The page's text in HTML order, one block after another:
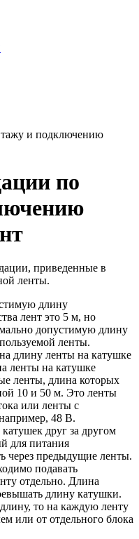
и подключению
по
приведенные в
ленты.
длину
лент это 5 м, но
допустимую длину
ленты.
длину ленты на катушке
ленты на катушке
ленты, длина которых
10 и 50 м. Это ленты
или ленты с
48 В.
друг за другом
для питания
через предыдущие ленты.
подавать
отдельно. Длина
длину катушки.
то на каждую ленту
или от отдельного блока